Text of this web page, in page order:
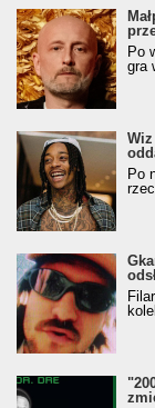
Po
gra
Po